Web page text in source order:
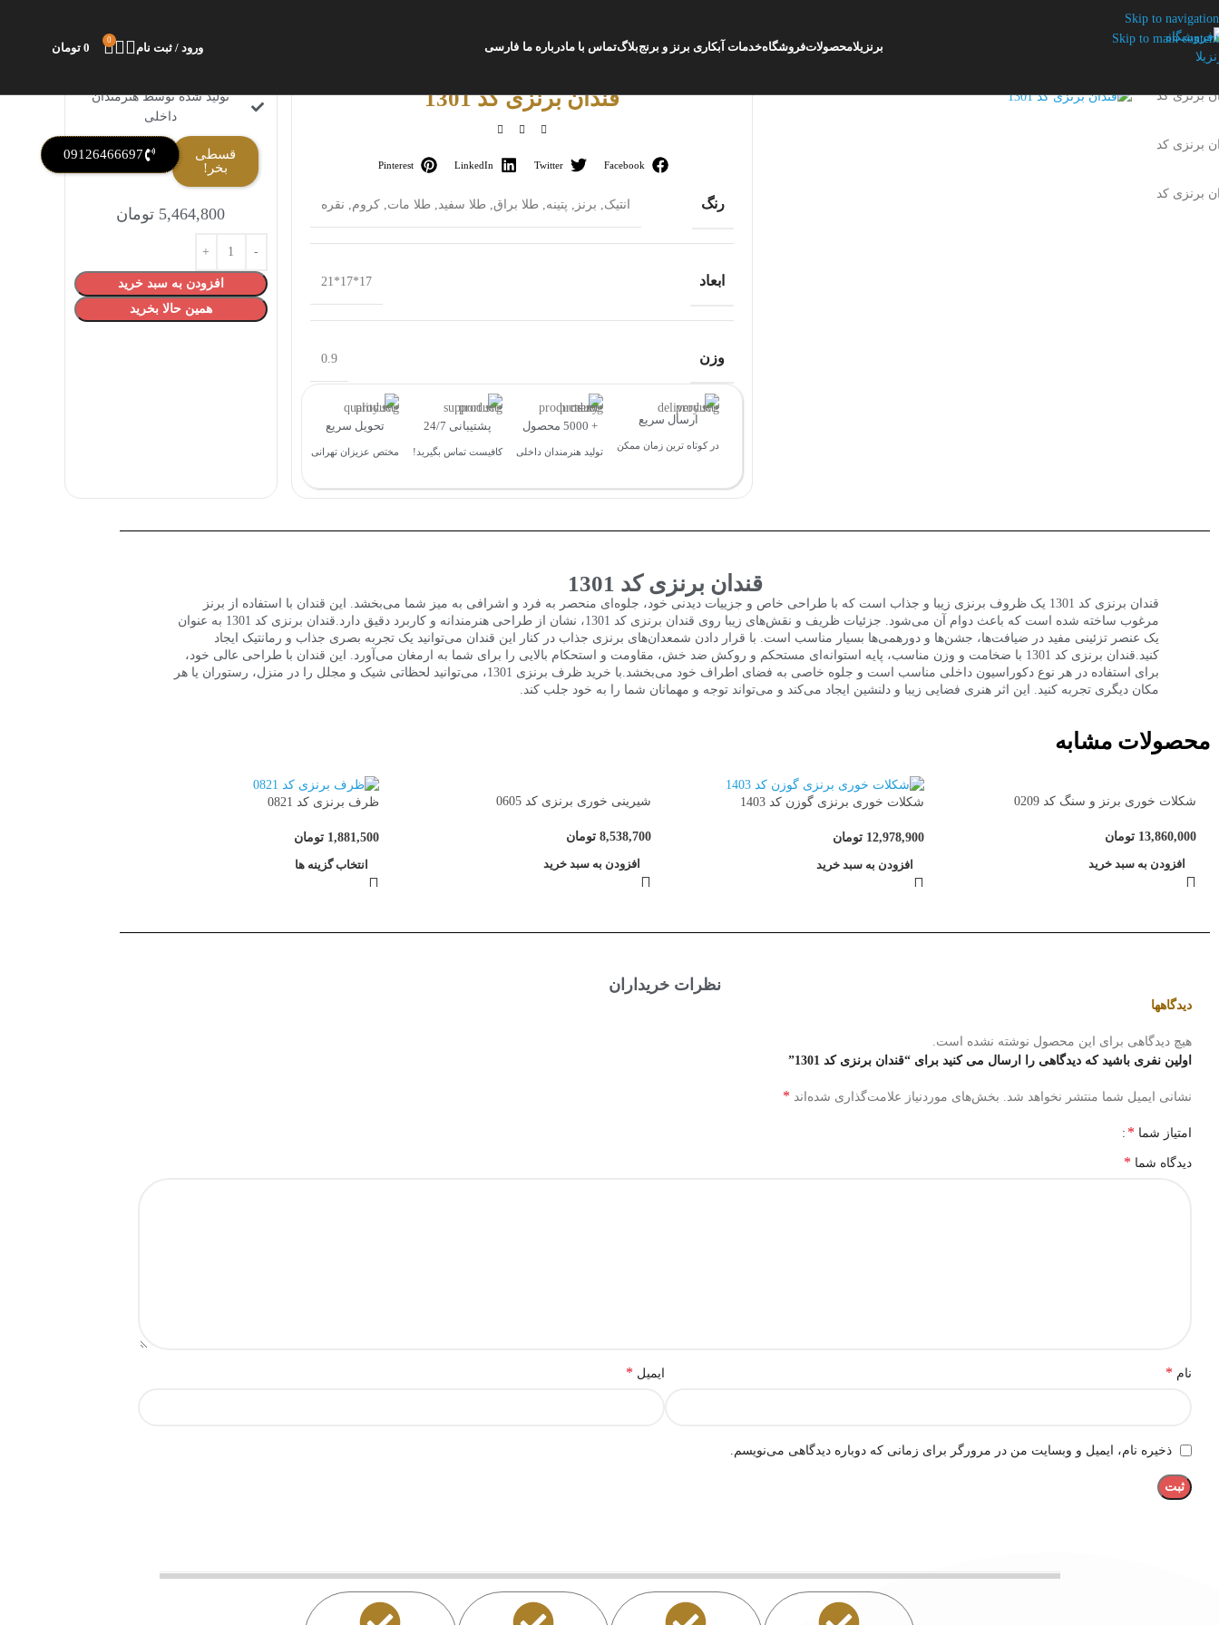
Skip to navigation
Skip to main content
برنزیلامحصولاتفروشگاهخدمات آبکاری برنز و برنجبلاگتماس با مادرباره ما فارسی ورود / ثبت نام
0
0 تومان
قندان برنزی کد 1301
Facebook
Twitter
LinkedIn
Pinterest
رنگ انتیک برنز پتینه طلا براق طلا سفید طلا مات کروم نقره
ابعاد 17*17*21
وزن 0.9
ارسال سریع
در کوتاه ترین زمان ممکن
+ 5000 محصول
تولید هنرمندان داخلی
پشتیبانی 24/7
کافیست تماس بگیرید!
تحویل سریع
مختص عزیزان تهرانی
تولید شده توسط هنرمندان
داخلی
قسطی
بخر!
09126466697
5,464,800 تومان
افزودن به سبد خرید
همین حالا بخرید
قندان برنزی کد 1301
قندان برنزی کد 1301 یک ظروف برنزی زیبا و جذاب است که با طراحی خاص و جزییات دیدنی خود، جلوه‌ای منحصر به فرد و اشرافی به میز شما می‌بخشد. این قندان با استفاده از برنز
مرغوب ساخته شده است که باعث دوام آن می‌شود. جزئیات ظریف و نقش‌های زیبا روی قندان برنزی کد 1301، نشان از طراحی هنرمندانه و کاربرد دقیق دارد.قندان برنزی کد 1301 به عنوان
یک عنصر تزئینی مفید در ضیافت‌ها، جشن‌ها و دورهمی‌ها بسیار مناسب است. با قرار دادن شمعدان‌های برنزی جذاب در کنار این قندان می‌توانید یک تجربه بصری جذاب و رمانتیک ایجاد
کنید.قندان برنزی کد 1301 با ضخامت و وزن مناسب، پایه استوانه‌ای مستحکم و روکش ضد خش، مقاومت و استحکام بالایی را برای شما به ارمغان می‌آورد. این قندان با طراحی عالی خود،
برای استفاده در هر نوع دکوراسیون داخلی مناسب است و جلوه خاصی به فضای اطراف خود می‌بخشد.با خرید ظرف برنزی
1301، می‌توانید لحظاتی شیک و مجلل را در منزل، رستوران یا هر
مکان دیگری تجربه کنید. این اثر هنری فضایی زیبا و دلنشین ایجاد می‌کند و می‌تواند توجه و مهمانان شما را به خود جلب کند.
محصولات مشابه
شکلات خوری برنز و سنگ کد 0209
13,860,000 تومان
افزودن به سبد خرید
شکلات خوری برنزی گوزن کد 1403
12,978,900 تومان
افزودن به سبد خرید
شیرینی خوری برنزی کد 0605
8,538,700 تومان
افزودن به سبد خرید
ظرف برنزی کد 0821
1,881,500 تومان
انتخاب گزینه ها
نظرات خریداران
دیدگاهها
هیچ دیدگاهی برای این محصول نوشته نشده است.
اولین نفری باشید که دیدگاهی را ارسال می کنید برای “قندان برنزی کد 1301”
نشانی ایمیل شما منتشر نخواهد شد. بخش‌های موردنیاز علامت‌گذاری شده‌اند *
امتیاز شما *
دیدگاه شما *
نام * ایمیل *
ذخیره نام، ایمیل و وبسایت من در مرورگر برای زمانی که دوباره دیدگاهی می‌نویسم.